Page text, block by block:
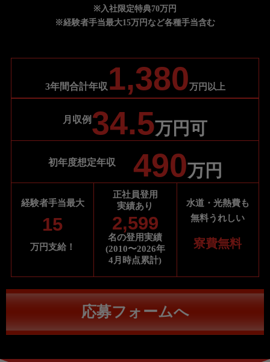
※入社限定特典70万円
※経験者手当最大15万円など各種手当含む
3年間合計年収 1,380万円以上
月収例34.5万円可
初年度想定年収 490万円
経験者手当最大
15
万円支給！
正社員登用
実績あり
2,599
名の登用実績
(2010〜2026年
4月時点累計)
水道・光熱費も
無料うれしい
寮費無料
応募フォームへ